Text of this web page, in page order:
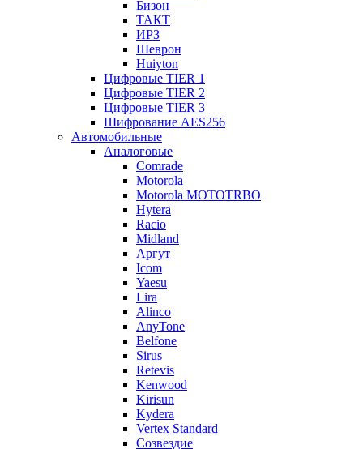
Бизон
ТАКТ
ИРЗ
Шеврон
Huiyton
Цифровые TIER 1
Цифровые TIER 2
Цифровые TIER 3
Шифрование AES256
Автомобильные
Аналоговые
Comrade
Motorola
Motorola MOTOTRBO
Hytera
Racio
Midland
Аргут
Icom
Yaesu
Lira
Alinco
AnyTone
Belfone
Sirus
Retevis
Kenwood
Kirisun
Kydera
Vertex Standard
Созвездие